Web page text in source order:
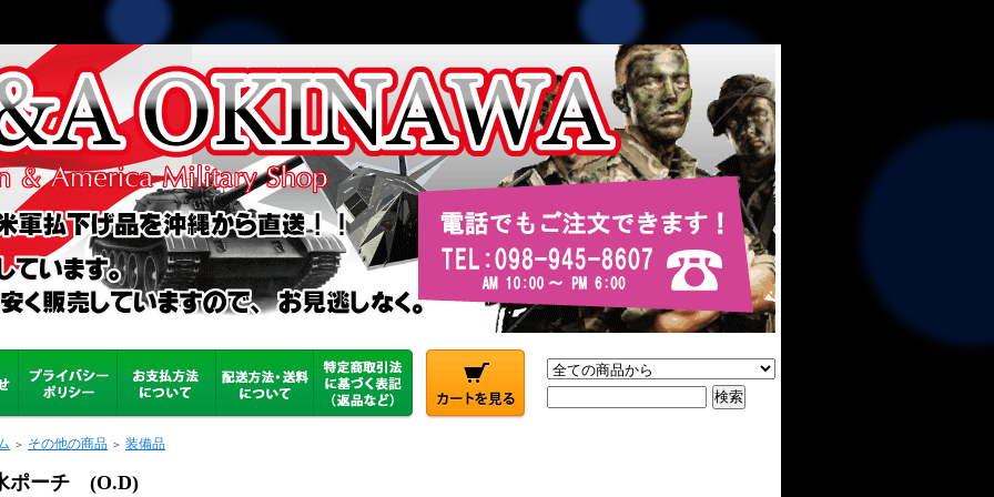
＞ その他の商品 ＞ 装備品
ポーチ (O.D)